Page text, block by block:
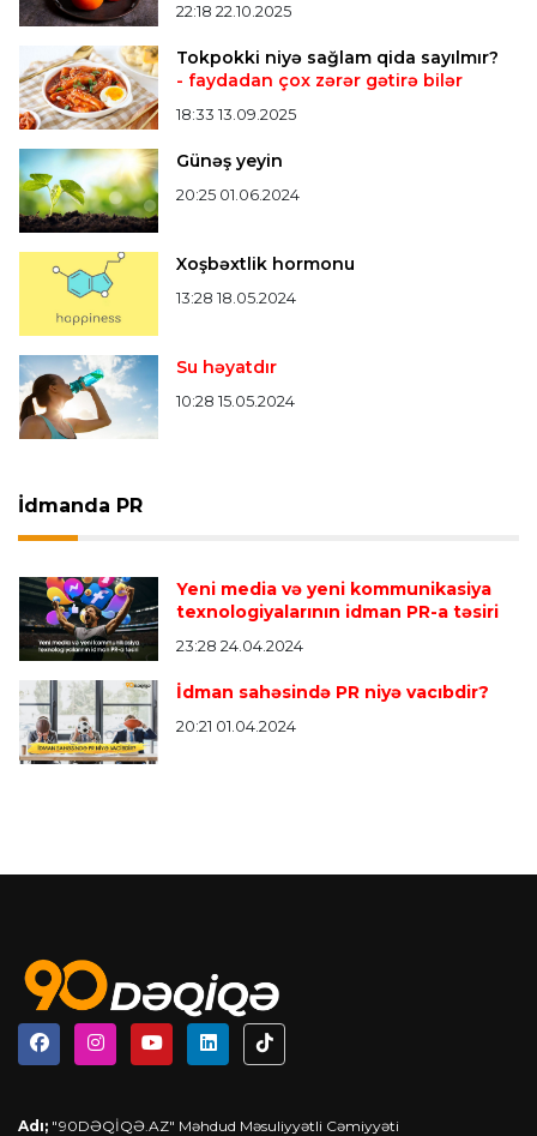
Bütün xəbərlər >>>
22:18 22.10.2025
Tokpokki niyə sağlam qida sayılmır?
- faydadan çox zərər gətirə bilər
18:33 13.09.2025
Günəş yeyin
20:25 01.06.2024
Xoşbəxtlik hormonu
13:28 18.05.2024
Su həyatdır
10:28 15.05.2024
İdmanda PR
Yeni media və yeni kommunikasiya
texnologiyalarının idman PR-a təsiri
23:28 24.04.2024
İdman sahəsində PR niyə vacıbdir?
20:21 01.04.2024
Adı; "90DƏQİQƏ.AZ" Məhdud Məsuliyyətli Cəmiyyəti